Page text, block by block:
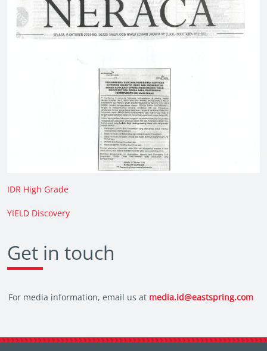
IDR High Grade
YIELD Discovery
Get in touch
For media information, email us at media.id@eastspring.com